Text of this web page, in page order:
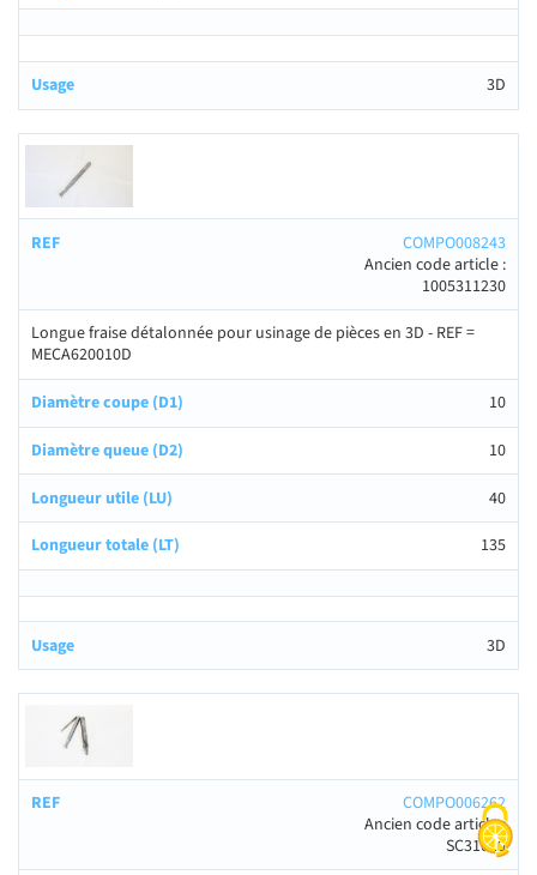
3D
COMPO008243
Ancien code article :
1005311230
Longue fraise détalonnée pour usinage de pièces en 3D - REF =
MECA620010D
10
10
40
135
3D
COMPO006262
Ancien code article :
SC31010